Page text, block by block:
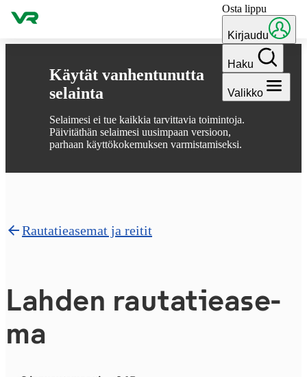
Käytät vanhentunutta
selainta
Selaimesi ei tue kaikkia tarvittavia toimintoja.
Päivitäthän selaimesi uusimpaan versioon,
parhaan käyttökokemuksen varmistamiseksi.
Hyppää sisältöön Osta lippu
Kirjaudu
Haku
Valikko
Rautatieasemat ja reitit
Lahden rau­ta­tie­a­se­
ma